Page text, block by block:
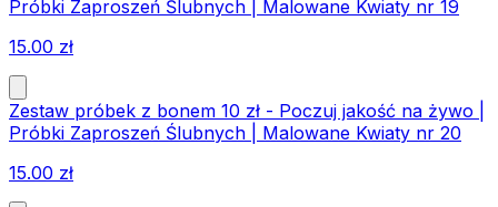
Próbki Zaproszeń Ślubnych | Malowane Kwiaty nr 19
15.00 zł
Zestaw próbek z bonem 10 zł - Poczuj jakość na żywo |
Próbki Zaproszeń Ślubnych | Malowane Kwiaty nr 20
15.00 zł